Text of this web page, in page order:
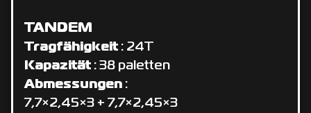
TANDEM
Tragfähigkeit : 24T
Kapazität : 38 paletten
Abmessungen :
7,7×2,45×3 + 7,7×2,45×3